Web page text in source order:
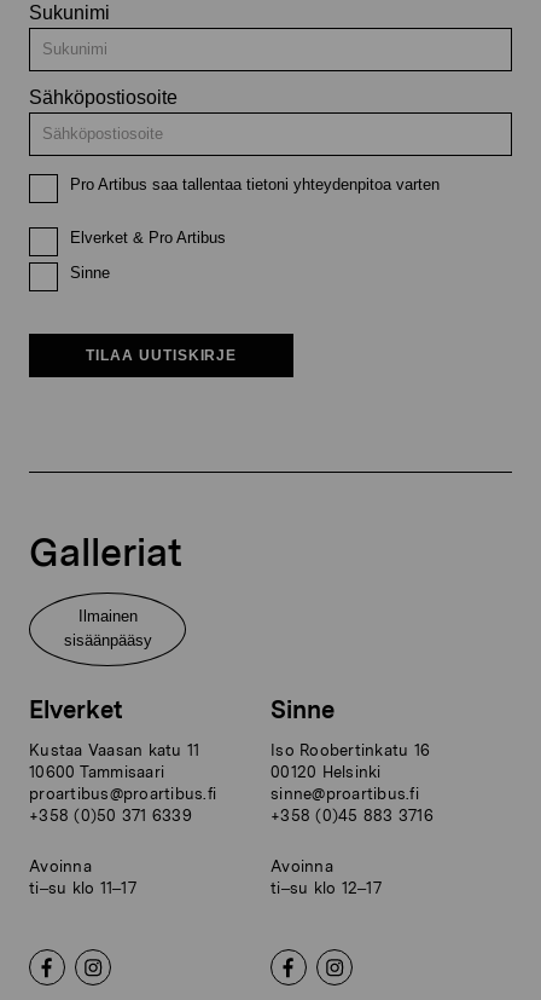
Sukunimi
Sähköpostiosoite
Pro Artibus saa tallentaa tietoni yhteydenpitoa varten
Elverket & Pro Artibus
Sinne
TILAA UUTISKIRJE
Galleriat
Ilmainen
sisäänpääsy
Elverket
Kustaa Vaasan katu 11
10600 Tammisaari
proartibus@proartibus.fi
+358 (0)50 371 6339
Avoinna
ti–su klo 11–17
Sinne
Iso Roobertinkatu 16
00120 Helsinki
sinne@proartibus.fi
+358 (0)45 883 3716
Avoinna
ti–su klo 12–17